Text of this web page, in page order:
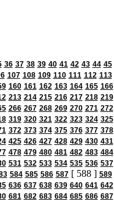
36 37 38 39 40 41 42 43 44 45
107 108 109 110 111 112 113
160 161 162 163 164 165 166
213 214 215 216 217 218 219
266 267 268 269 270 271 272
319 320 321 322 323 324 325
372 373 374 375 376 377 378
425 426 427 428 429 430 431
478 479 480 481 482 483 484
531 532 533 534 535 536 537
584 585 586 587[ 588 ] 589
636 637 638 639 640 641 642
681 682 683 684 685 686 687